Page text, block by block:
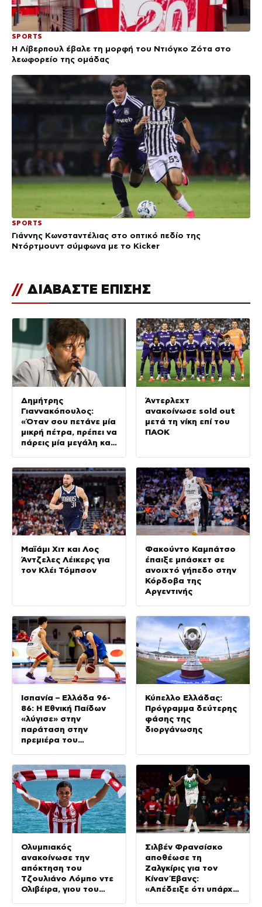
SPORTS
Η Λίβερπουλ έβαλε τη μορφή του Ντιόγκο Ζότα στο
λεωφορείο της ομάδας
SPORTS
Γιάννης Κωνσταντέλιας στο οπτικό πεδίο της
Ντόρτμουντ σύμφωνα με το Kicker
// ΔΙΑΒΑΣΤΕ ΕΠΙΣΗΣ
Δημήτρης
Γιαννακόπουλος:
«Όταν σου πετάνε μία
μικρή πέτρα, πρέπει να
πάρεις μία μεγάλη και
Άντερλεχτ
ανακοίνωσε sold out
μετά τη νίκη επί του
ΠΑΟΚ
Μαϊάμι Χιτ και Λος
Άντζελες Λέικερς για
τον Κλέι Τόμπσον
Φακούντο Καμπάτσο
έπαιξε μπάσκετ σε
ανοιχτό γήπεδο στην
Κόρδοβα της
Αργεντινής
Ισπανία – Ελλάδα 96-
86: Η Εθνική Παίδων
«λύγισε» στην
παράταση στην
πρεμιέρα του
Κύπελλο Ελλάδας:
Πρόγραμμα δεύτερης
φάσης της
διοργάνωσης
Ολυμπιακός
ανακοίνωσε την
απόκτηση του
Τζουλιάνο Λόμπο ντε
Ολιβέιρα, γιου του
Σιλβέν Φρανσίσκο
αποθέωσε τη
Ζαλγκίρις για τον
Κίναν Έβανς:
«Απέδειξε ότι υπάρχει